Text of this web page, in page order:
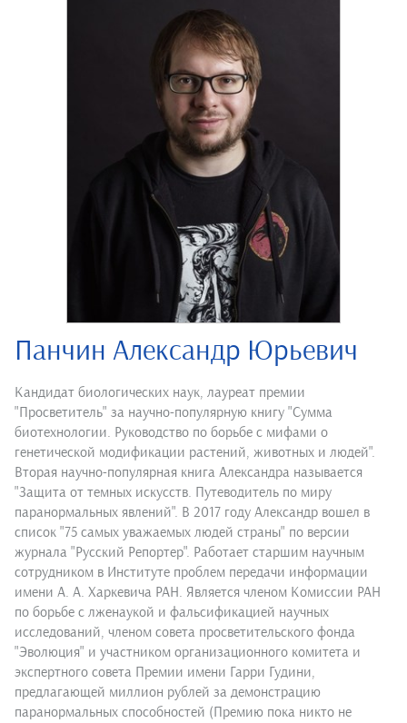
Панчин Александр Юрьевич
Кандидат биологических наук, лауреат премии
"Просветитель" за научно-популярную книгу "Сумма
биотехнологии. Руководство по борьбе с мифами о
генетической модификации растений, животных и людей".
Вторая научно-популярная книга Александра называется
"Защита от темных искусств. Путеводитель по миру
паранормальных явлений". В 2017 году Александр вошел в
список "75 самых уважаемых людей страны" по версии
журнала "Русский Репортер". Работает старшим научным
сотрудником в Институте проблем передачи информации
имени А. А. Харкевича РАН. Является членом Комиссии РАН
по борьбе с лженаукой и фальсификацией научных
исследований, членом совета просветительского фонда
"Эволюция" и участником организационного комитета и
экспертного совета Премии имени Гарри Гудини,
предлагающей миллион рублей за демонстрацию
паранормальных способностей (Премию пока никто не